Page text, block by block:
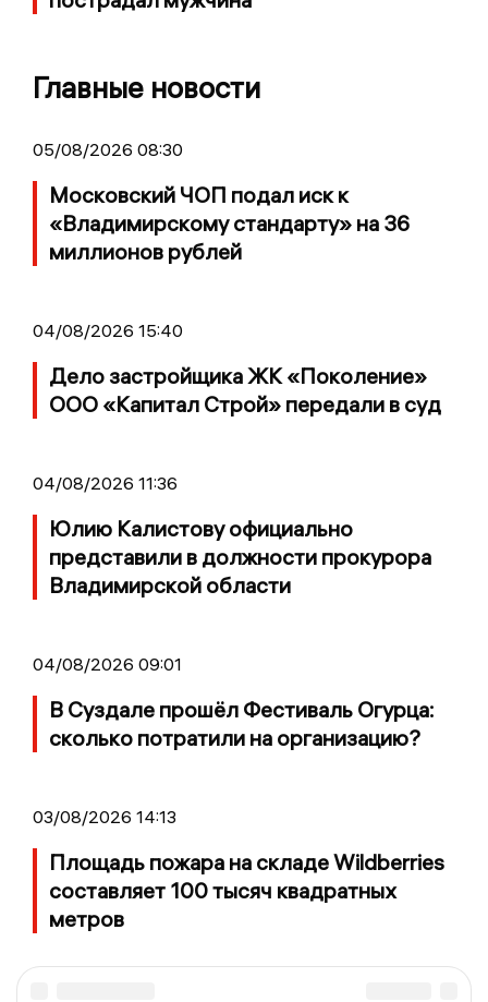
Главные новости
05/08/2026 08:30
Московский ЧОП подал иск к
«Владимирскому стандарту» на 36
миллионов рублей
04/08/2026 15:40
Дело застройщика ЖК «Поколение»
ООО «Капитал Строй» передали в суд
04/08/2026 11:36
Юлию Калистову официально
представили в должности прокурора
Владимирской области
04/08/2026 09:01
В Суздале прошёл Фестиваль Огурца:
сколько потратили на организацию?
03/08/2026 14:13
Площадь пожара на складе Wildberries
составляет 100 тысяч квадратных
метров